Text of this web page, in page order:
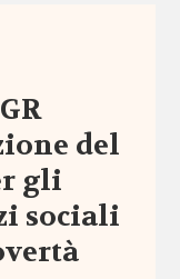
del
gli
sociali